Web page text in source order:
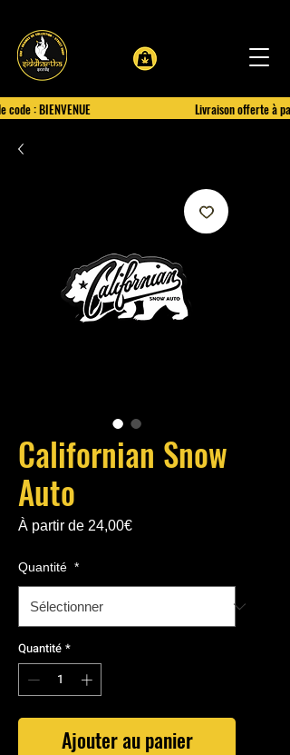
: BIENVENUE Livraison offerte à
Californian Snow
Auto
À partir de 24,00€Prix
Quantité *
Quantité *
Ajouter au panier